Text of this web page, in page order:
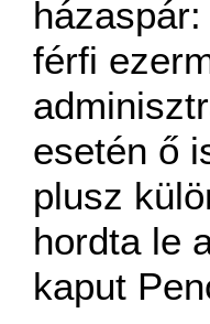
férfi
esetén ő
plusz
hordta le
kaput